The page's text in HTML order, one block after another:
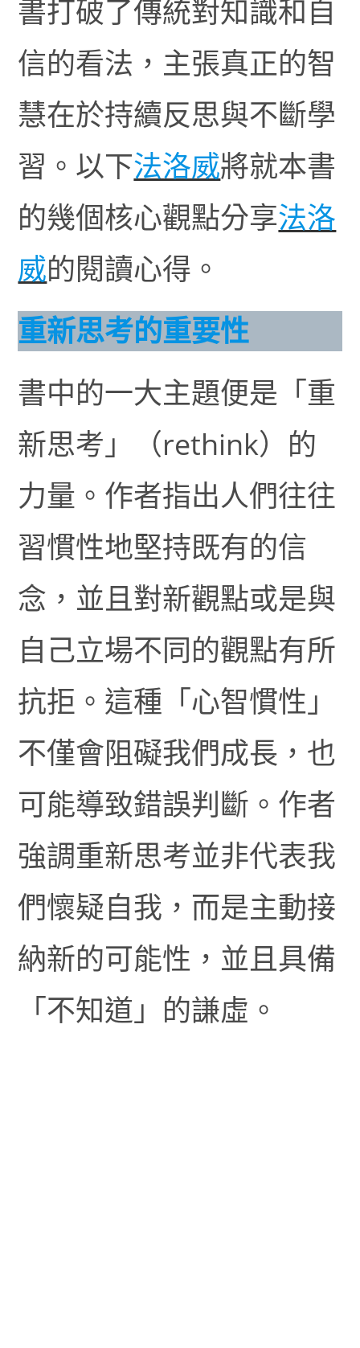
書打破了傳統對知識和自
信的看法，主張真正的智
慧在於持續反思與不斷學
習。以下法洛威將就本書
的幾個核心觀點分享法洛
威的閱讀心得。
重新思考的重要性
書中的一大主題便是「重
新思考」（rethink）的
力量。作者指出人們往往
習慣性地堅持既有的信
念，並且對新觀點或是與
自己立場不同的觀點有所
抗拒。這種「心智慣性」
不僅會阻礙我們成長，也
可能導致錯誤判斷。作者
強調重新思考並非代表我
們懷疑自我，而是主動接
納新的可能性，並且具備
「不知道」的謙虛。